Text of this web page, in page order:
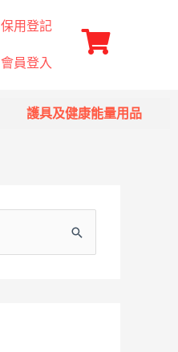
保用登記
會員登入
護具及健康能量用品